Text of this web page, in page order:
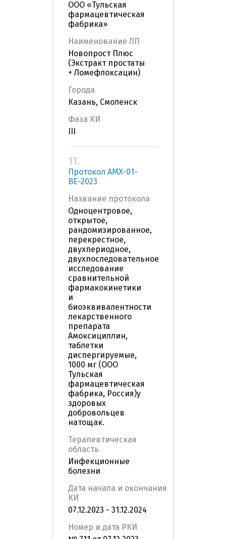
ООО «Тульская
фармацевтическая
фабрика»
Наименование ЛП
Новопрост Плюс
(Экстракт простаты
+ Ломефлоксацин)
Города
Казань, Смоленск
Фаза КИ
11.
Протокол AMX-01-
BE-2023
Название протокола
Одноцентровое,
открытое,
рандомизированное,
перекрестное,
двухпериодное,
двухпоследовательное
исследование
сравнительной
фармакокинетики
и
биоэквивалентности
лекарственного
препарата
Амоксициллин,
таблетки
диспергируемые,
1000 мг (ООО
Тульская
фармацевтическая
фабрика, Россия)у
здоровых
добровольцев
натощак.
Терапевтическая
область
Инфекционные
болезни
Дата начала и окончания
КИ
07.12.2023 - 31.12.2024
Номер и дата РКИ